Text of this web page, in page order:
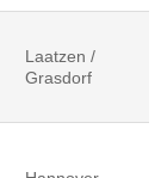
Laatzen /
Grasdorf